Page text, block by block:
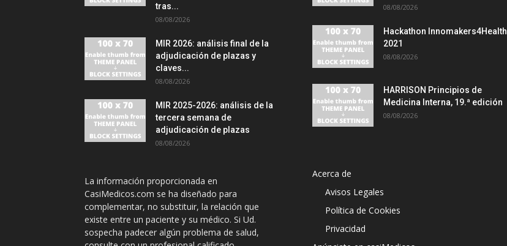
tras...
08/08/2026
MIR 2026: análisis final de la
adjudicación de plazas y
claves...
08/08/2026
MIR 2025-2026: análisis de la
tercera semana de
adjudicación de plazas
08/08/2026
La información proporcionada en
CasiMedicos.com se ha diseñado para
complementar, no substituir, la relación que
existe entre un paciente y su médico. Si Ud.
sospecha padecer algún problema de salud,
08/08/2026
Hackathon Innomakers4Health
2021
08/08/2026
HARRISON Principios de
Medicina Interna, 19.ª edición
08/08/2026
Acerca de
Avisos Legales
Política de Cookies
Privacidad